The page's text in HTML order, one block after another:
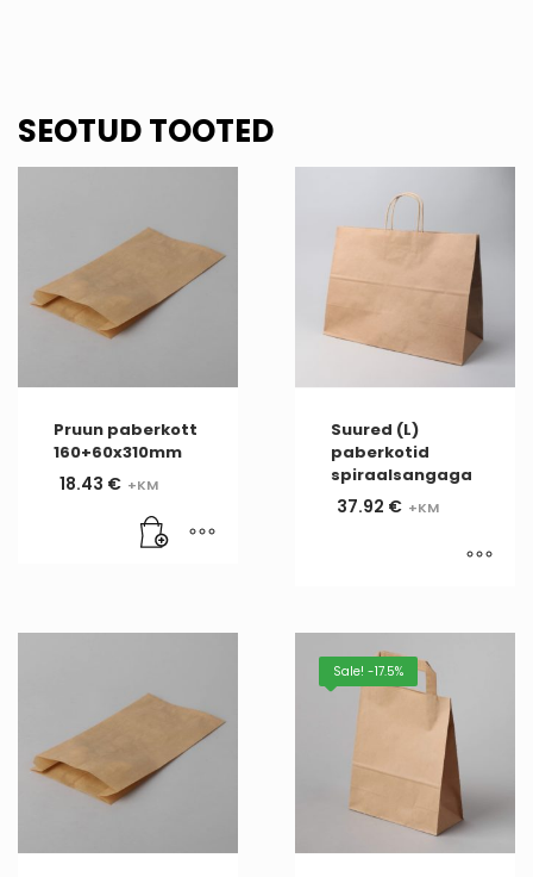
SEOTUD TOOTED
Pruun paberkott
160+60x310mm
18.43 €
Suured (L)
paberkotid
spiraalsangaga
37.92 €
Sale! -17.5%